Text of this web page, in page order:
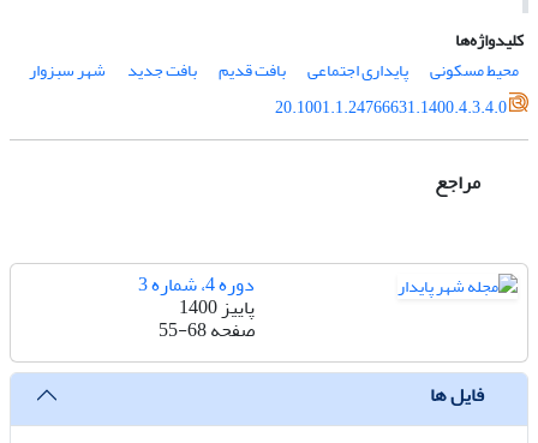
کلیدواژه‌ها
محیط مسکونی
پایداری اجتماعی بافت قدیم بافت جدید
شهر سبزوار
20.1001.1.24766631.1400.4.3.4.0
مراجع
دوره 4، شماره 3
پاییز 1400
صفحه55-68
فایل ها